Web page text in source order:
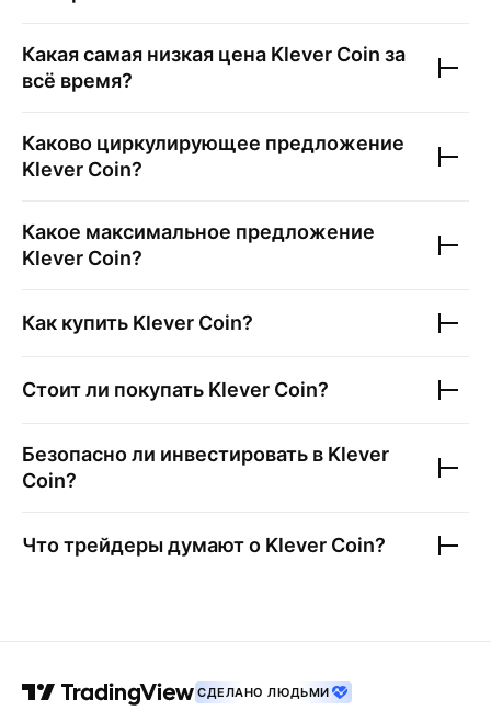
Какая самая низкая цена Klever Coin за
всё время?
Каково циркулирующее предложение
Klever Coin?
Какое максимальное предложение
Klever Coin?
Как купить Klever Coin?
Стоит ли покупать Klever Coin?
Безопасно ли инвестировать в Klever
Coin?
Что трейдеры думают о Klever Coin?
СДЕЛАНО ЛЮДЬМИ